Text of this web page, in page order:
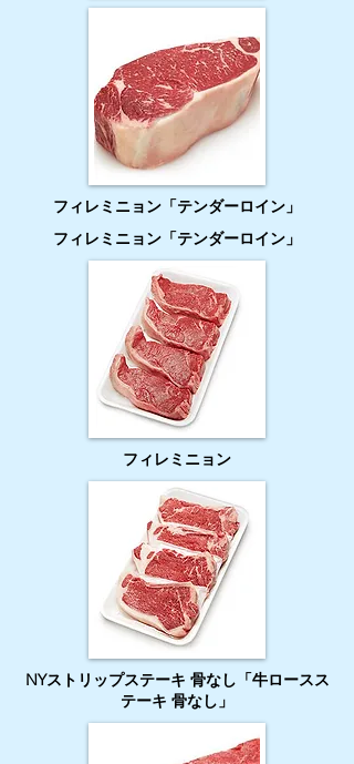
フィレミニョン「テンダーロイン」
フィレミニョン「テンダーロイン」
フィレミニョン
NYストリップステーキ 骨なし「牛ロースス
テーキ 骨なし」